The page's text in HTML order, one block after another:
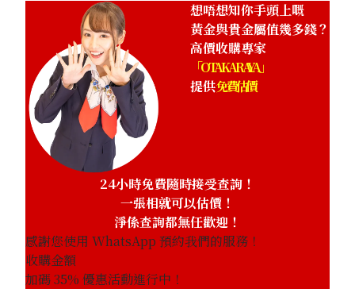
想唔想知你手頭上嘅
黃金與貴金屬值幾多錢？
高價收購專家
「OTAKARAYA」
提供免費估價
24小時免費隨時接受查詢！
一張相就可以估價！
淨係查詢都無任歡迎！
感謝您使用 WhatsApp 預約我們的服務！
收購金額
加碼35% 優惠活動進行中！